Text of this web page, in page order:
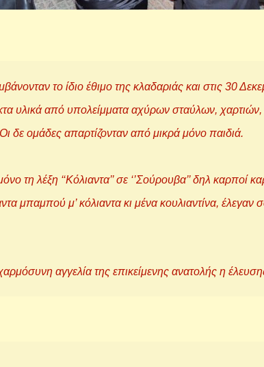
το ίδιο έθιμο της κλαδαριάς και στις 30
υλικά από υπολείμματα αχύρων σταύλων,
δε ομάδες απαρτίζονταν από μικρά μόνο παιδιά.
τη λέξη ‘‘Κόλιαντα’’ σε ‘’Σούρουβα’’ δηλ καρποί
μπαμπού μ’ κόλιαντα κι μένα κουλιαντίνα,
αγγελία της επικείμενης ανατολής η